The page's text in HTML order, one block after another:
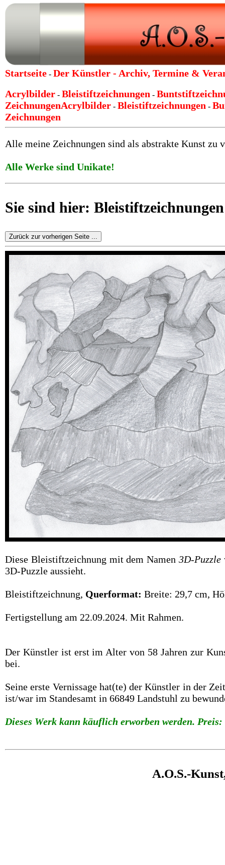
Startseite - Der Künstler - Archiv, Termine &
Acrylbilder - Bleistiftzeichnungen -
ZeichnungenAcrylbilder - Bleistiftzeichnungen -
Zeichnungen
Alle meine Zeichnungen sind als abstrakte Kunst zu
Alle Werke sind Unikate!
Sie sind hier:
Zurück zur vorherigen Seite ...
Diese Bleistiftzeichnung mit dem Namen 3D-Puzzle
3D-Puzzle aussieht.
Bleistiftzeichnung, Querformat: Breite: 29,7 cm,
Fertigstellung am 22.09.2024. Mit Rahmen.
Der Künstler ist erst im Alter von 58 Jahren zur
bei.
Seine erste Vernissage hat(te) der Künstler in der
ist/war im Standesamt in 66849 Landstuhl zu
Dieses Werk kann käuflich erworben werden. Preis:
A.O.S.-